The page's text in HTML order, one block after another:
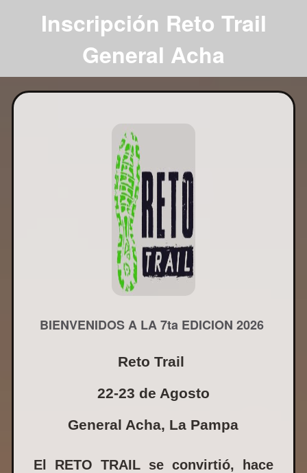
Inscripción Reto Trail
General Acha
BIENVENIDOS A LA 7ta EDICION 2026
Reto Trail
22-23 de Agosto
General Acha, La Pampa
El RETO TRAIL se convirtió, hace